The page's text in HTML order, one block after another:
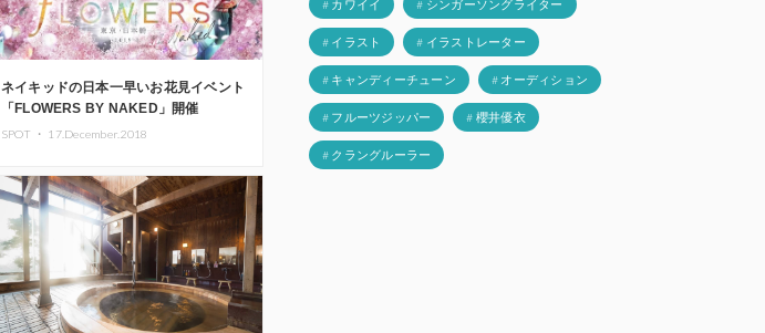
ネイキッドの日本一早いお花見イベント
「FLOWERS BY NAKED」開催
SPOT ・ 17.December.2018
# カワイイ # シンガーソングライター
# イラスト # イラストレーター
# キャンディーチューン # オーディション
# フルーツジッパー # 櫻井優衣
# クラングルーラー